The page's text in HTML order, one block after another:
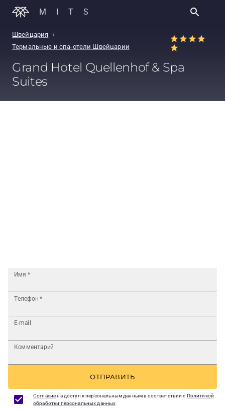
MITS
Швейцария ›
Термальные и спа-отели Швейцарии
Grand Hotel Quellenhof & Spa
Suites
Имя *
Телефон *
E-mail
Комментарий
ОТПРАВИТЬ
Согласиена доступ к персональным данным в соответствии с Политикой
обработки персональных данных